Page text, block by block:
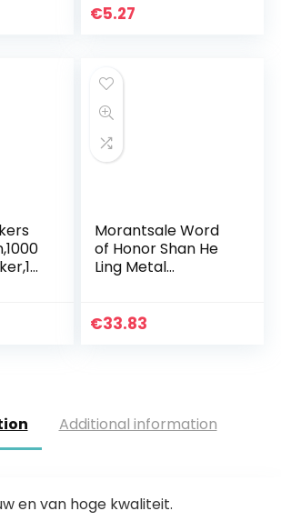
beloningsstickers
€5.27
Morantsale Word
of Honor Shan He
Ling Metal
Script lijnen
€33.83
Additional information
en van hoge kwaliteit.